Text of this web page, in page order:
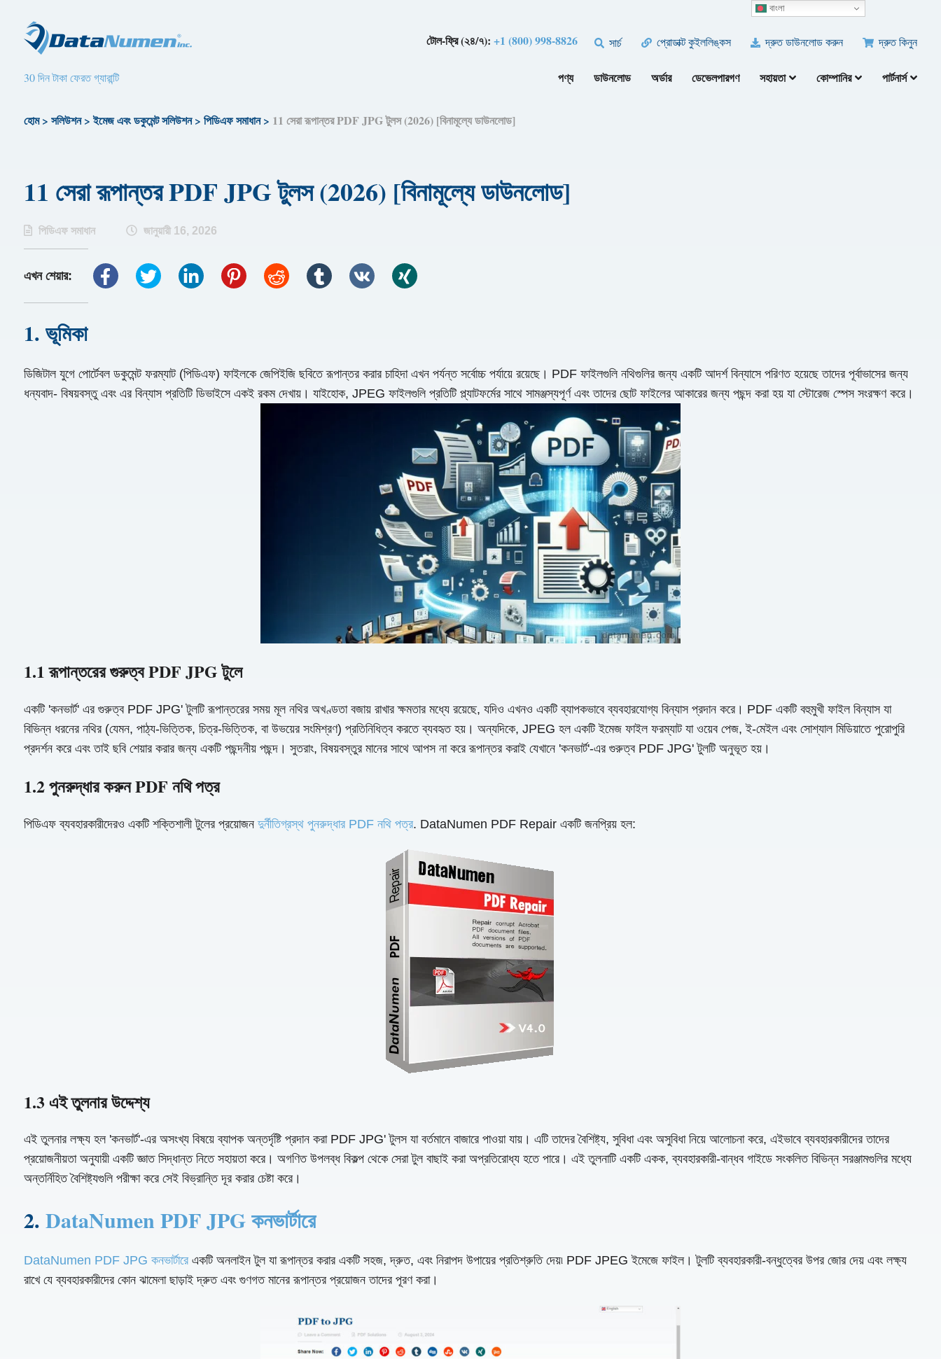
টোল-ফ্রি (২৪/৭):+1 (800) 998-8826 সার্চ প্রোডাক্ট কুইললিঙ্কস দ্রুত ডাউনলোড করুন দ্রুত কিনুন
30 দিন টাকা ফেরত গ্যারান্টি পণ্য ডাউনলোড অর্ডার ডেভেলপারগণ সহায়তা কোম্পানির পার্টনার্স
হোম> সলিউশন>ইমেজ এবং ডকুমেন্ট সলিউশন> পিডিএফ সমাধান> 11 সেরা রূপান্তর PDF JPG টুলস (2026) [বিনামূল্যে ডাউনলোড]
11 সেরা রূপান্তর PDF JPG টুলস (2026) [বিনামূল্যে ডাউনলোড]
পিডিএফ সমাধান জানুয়ারী 16, 2026
এখন শেয়ার:
1. ভূমিকা
ডিজিটাল যুগে পোর্টেবল ডকুমেন্ট ফরম্যাট (পিডিএফ) ফাইলকে জেপিইজি ছবিতে রূপান্তর করার চাহিদা এখন পর্যন্ত সর্বোচ্চ পর্যায়ে রয়েছে। PDF ফাইলগুলি নথিগুলির জন্য একটি আদর্শ বিন্যাসে পরিণত হয়েছে তাদের পূর্বাভাসের জন্য
ধন্যবাদ- বিষয়বস্তু এবং এর বিন্যাস প্রতিটি ডিভাইসে একই রকম দেখায়। যাইহোক, JPEG ফাইলগুলি প্রতিটি প্ল্যাটফর্মের সাথে সামঞ্জস্যপূর্ণ এবং তাদের ছোট ফাইলের আকারের জন্য পছন্দ করা হয় যা স্টোরেজ স্পেস সংরক্ষণ করে।
1.1 রূপান্তরের গুরুত্ব PDF JPG টুলে
একটি 'কনভার্ট' এর গুরুত্ব PDF JPG' টুলটি রূপান্তরের সময় মূল নথির অখণ্ডতা বজায় রাখার ক্ষমতার মধ্যে রয়েছে, যদিও এখনও একটি ব্যাপকভাবে ব্যবহারযোগ্য বিন্যাস প্রদান করে। PDF একটি বহুমুখী ফাইল বিন্যাস যা
বিভিন্ন ধরনের নথির (যেমন, পাঠ্য-ভিত্তিক, চিত্র-ভিত্তিক, বা উভয়ের সংমিশ্রণ) প্রতিনিধিত্ব করতে ব্যবহৃত হয়। অন্যদিকে, JPEG হল একটি ইমেজ ফাইল ফরম্যাট যা ওয়েব পেজ, ই-মেইল এবং সোশ্যাল মিডিয়াতে পুরোপুরি
প্রদর্শন করে এবং তাই ছবি শেয়ার করার জন্য একটি পছন্দনীয় পছন্দ। সুতরাং, বিষয়বস্তুর মানের সাথে আপস না করে রূপান্তর করাই যেখানে 'কনভার্ট'-এর গুরুত্ব PDF JPG' টুলটি অনুভূত হয়।
1.2 পুনরুদ্ধার করুন PDF নথি পত্র
পিডিএফ ব্যবহারকারীদেরও একটি শক্তিশালী টুলের প্রয়োজন দুর্নীতিগ্রস্থ পুনরুদ্ধার PDF নথি পত্র. DataNumen PDF Repair একটি জনপ্রিয় হল:
1.3 এই তুলনার উদ্দেশ্য
এই তুলনার লক্ষ্য হল 'কনভার্ট'-এর অসংখ্য বিষয়ে ব্যাপক অন্তর্দৃষ্টি প্রদান করা PDF JPG' টুলস যা বর্তমানে বাজারে পাওয়া যায়। এটি তাদের বৈশিষ্ট্য, সুবিধা এবং অসুবিধা নিয়ে আলোচনা করে, এইভাবে ব্যবহারকারীদের তাদের
প্রয়োজনীয়তা অনুযায়ী একটি জ্ঞাত সিদ্ধান্ত নিতে সহায়তা করে। অগণিত উপলব্ধ বিকল্প থেকে সেরা টুল বাছাই করা অপ্রতিরোধ্য হতে পারে। এই তুলনাটি একটি একক, ব্যবহারকারী-বান্ধব গাইডে সংকলিত বিভিন্ন সরঞ্জামগুলির মধ্যে
অন্তর্নিহিত বৈশিষ্ট্যগুলি পরীক্ষা করে সেই বিভ্রান্তি দূর করার চেষ্টা করে।
2. DataNumen PDF JPG কনভার্টারে
DataNumen PDF JPG কনভার্টারেএকটি অনলাইন টুল যা রূপান্তর করার একটি সহজ, দ্রুত, এবং নিরাপদ উপায়ের প্রতিশ্রুতি দেয়৷ PDF JPEG ইমেজে ফাইল। টুলটি ব্যবহারকারী-বন্ধুত্বের উপর জোর দেয় এবং লক্ষ্য
রাখে যে ব্যবহারকারীদের কোন ঝামেলা ছাড়াই দ্রুত এবং গুণগত মানের রূপান্তর প্রয়োজন তাদের পূরণ করা।
বাংলা